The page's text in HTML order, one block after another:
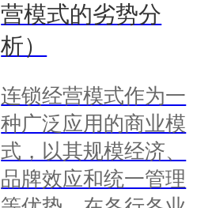
营模式的劣势分
析）
连锁经营模式作为一
种广泛应用的商业模
式，以其规模经济、
品牌效应和统一管理